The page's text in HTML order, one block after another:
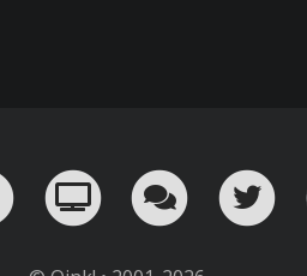
un email!
¡Nuestro canal en
Oink! TV Charla